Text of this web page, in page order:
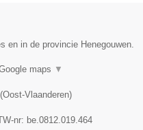
en in de provincie Henegouwen.
maps ▼
(Oost-Vlaanderen)
nr: be.0812.019.464